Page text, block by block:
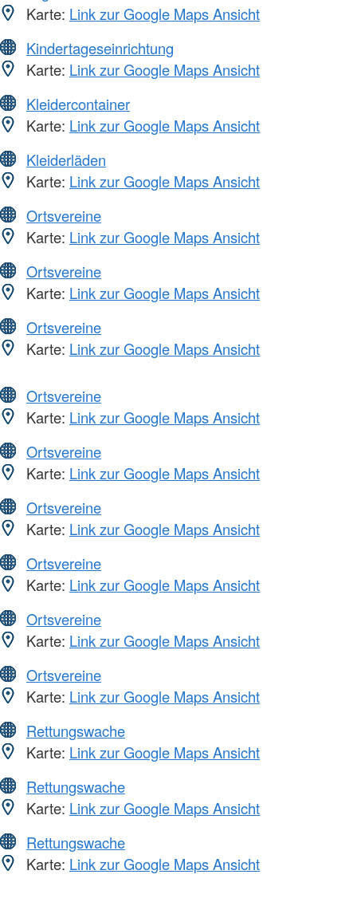
Karte: Link zur Google Maps Ansicht
Kindertageseinrichtung
Karte: Link zur Google Maps Ansicht
Kleidercontainer
Karte: Link zur Google Maps Ansicht
Kleiderläden
Karte: Link zur Google Maps Ansicht
Ortsvereine
Karte: Link zur Google Maps Ansicht
Ortsvereine
Karte: Link zur Google Maps Ansicht
Ortsvereine
Karte: Link zur Google Maps Ansicht
Ortsvereine
Karte: Link zur Google Maps Ansicht
Ortsvereine
Karte: Link zur Google Maps Ansicht
Ortsvereine
Karte: Link zur Google Maps Ansicht
Ortsvereine
Karte: Link zur Google Maps Ansicht
Ortsvereine
Karte: Link zur Google Maps Ansicht
Ortsvereine
Karte: Link zur Google Maps Ansicht
Rettungswache
Karte: Link zur Google Maps Ansicht
Rettungswache
Karte: Link zur Google Maps Ansicht
Rettungswache
Karte: Link zur Google Maps Ansicht